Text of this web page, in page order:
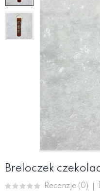
Breloczek
Recenzje (0)